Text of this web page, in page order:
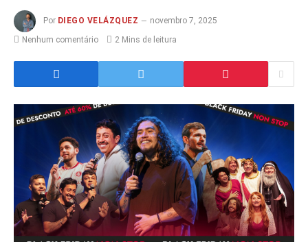
Por DIEGO VELÁZQUEZ
novembro 7, 2025
Nenhum comentário
2 Mins de leitura